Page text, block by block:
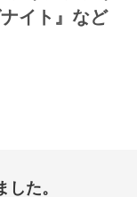
イト』など
た。